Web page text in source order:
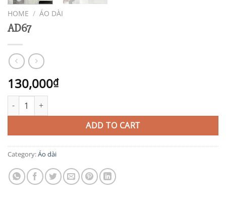
HOME / ÁO DÀI
AD67
130,000₫
AD67 quantity
ADD TO CART
Category:Áo dài